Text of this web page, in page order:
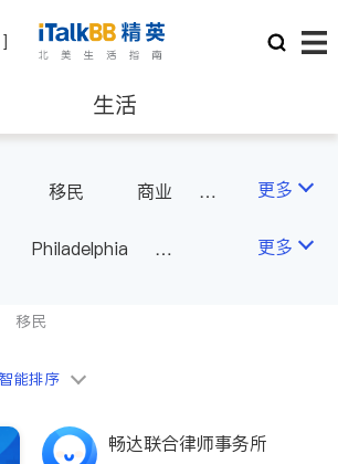
生活
房地产租售
非盈利组织
移民
商业
更多
Philadelphia
Cities
更多
移民
智能排序
畅达联合律师事务所